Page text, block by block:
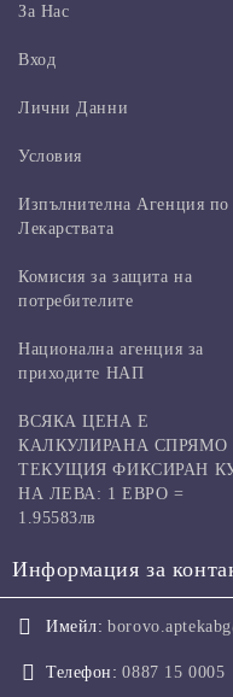
За Нас
Вход
Лични Данни
Условия
Изпълнителна Агенция по
Лекарствата
Комисия за защита на
потребителите
Национална агенция за
приходите НАП
ВСЯКА ЦЕНА Е
КАЛКУЛИРАНА СПРЯМО
ТЕКУЩИЯ ФИКСИРАН
НА ЛЕВА: 1 ЕВРО =
1.95583лв
Информация за
Имейл:
Телефон: 0887 15 0005